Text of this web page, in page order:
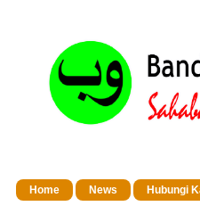
Home News Hubungi